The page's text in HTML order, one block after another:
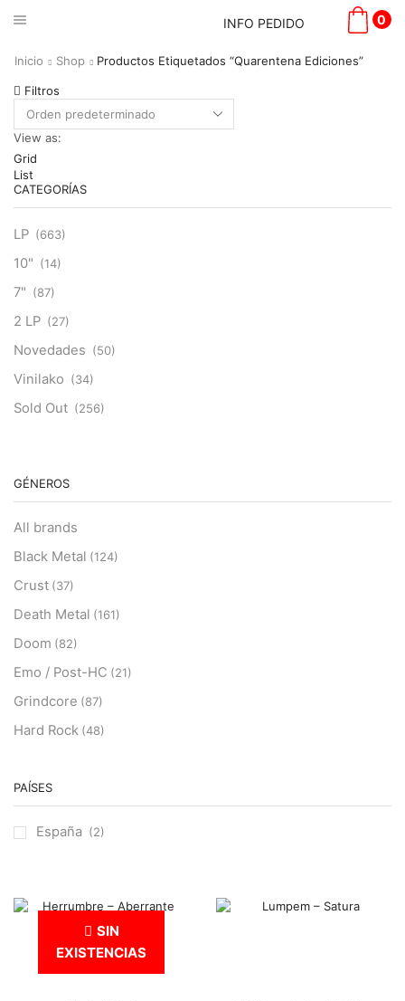
INFO PEDIDO 0
Inicio Shop Productos Etiquetados “Quarentena Ediciones”
Filtros
View as:
Grid
List
CATEGORÍAS
LP (663)
10" (14)
7" (87)
2 LP (27)
Novedades (50)
Vinilako (34)
Sold Out (256)
GÉNEROS
All brands
Black Metal (124)
Crust (37)
Death Metal (161)
Doom (82)
Emo / Post-HC (21)
Grindcore (87)
Hard Rock (48)
Heavy Metal
Sludge(35)
Thrash Metal(110)
PAÍSES
España (2)
SIN
EXISTENCIAS